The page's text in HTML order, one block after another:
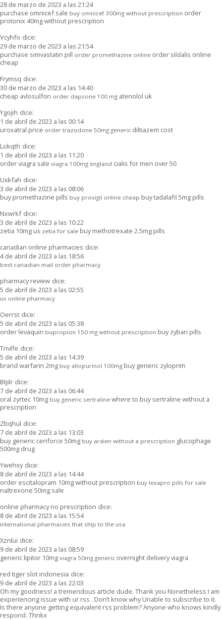
28 de marzo de 2023 a las 21:24
purchase omnicef sale buy omnicef 300mg without prescription order
protonix 40mg without prescription
Vcyhfo dice:
29 de marzo de 2023 a las 21:54
purchase simvastatin pill order promethazine online order sildalis online
cheap
Frymsq dice:
30 de marzo de 2023 a las 14:40
cheap avlosulfon order dapsone 100 mg atenolol uk
Ygojih dice:
1 de abril de 2023 a las 00:14
uroxatral price order trazodone 50mg generic diltiazem cost
Lokqth dice:
1 de abril de 2023 a las 11:20
order viagra sale viagra 100mg england cialis for men over 50
Uxkfah dice:
3 de abril de 2023 a las 08:06
buy promethazine pills buy provigil online cheap buy tadalafil 5mg pills
Nxwrkf dice:
3 de abril de 2023 a las 10:22
zetia 10mg us zetia for sale buy methotrexate 2.5mg pills
canadian online pharmacies dice:
4 de abril de 2023 a las 18:56
best canadian mail order pharmacy
pharmacy review dice:
5 de abril de 2023 a las 02:55
us online pharmacy
Oerrst dice:
5 de abril de 2023 a las 05:38
order levaquin bupropion 150 mg without prescription buy zyban pills
Tnvlfe dice:
5 de abril de 2023 a las 14:39
brand warfarin 2mg buy allopurinol 100mg buy generic zyloprim
Btjilr dice:
7 de abril de 2023 a las 06:44
oral zyrtec 10mg buy generic sertraline where to buy sertraline without a
prescription
Zbqhul dice:
7 de abril de 2023 a las 13:03
buy generic cenforce 50mg buy aralen without a prescription glucophage
500mg drug
Ywehxy dice:
8 de abril de 2023 a las 14:44
order escitalopram 10mg without prescription buy lexapro pills for sale
naltrexone 50mg sale
online pharmacy no prescription dice:
8 de abril de 2023 a las 15:54
international pharmacies that ship to the usa
Xznlui dice:
9 de abril de 2023 a las 08:59
generic lipitor 10mg viagra 50mg generic overnight delivery viagra
red tiger slot indonesia dice:
9 de abril de 2023 a las 22:03
Oh my goodness! a tremendous article dude. Thank you Nonetheless I am
experiencing issue with ur rss . Don’t know why Unable to subscribe to it.
Is there anyone getting equivalent rss problem? Anyone who knows kindly
respond. Thnkx